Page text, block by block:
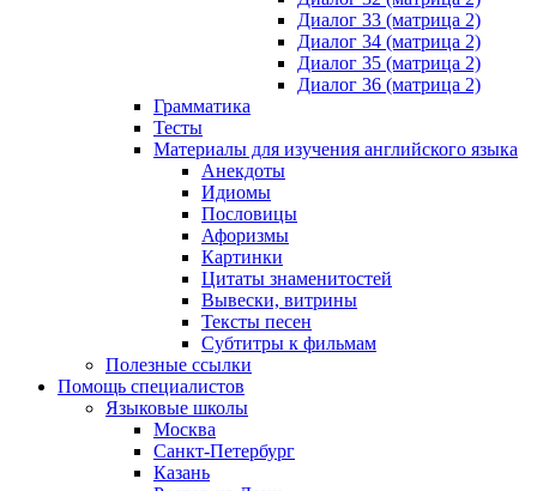
Диалог 33 (матрица 2)
Диалог 34 (матрица 2)
Диалог 35 (матрица 2)
Диалог 36 (матрица 2)
Грамматика
Тесты
Материалы для изучения английского языка
Анекдоты
Идиомы
Пословицы
Афоризмы
Картинки
Цитаты знаменитостей
Вывески, витрины
Тексты песен
Субтитры к фильмам
Полезные ссылки
Помощь специалистов
Языковые школы
Москва
Санкт-Петербург
Казань